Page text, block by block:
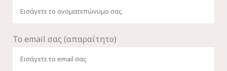
Το email σας (απαραίτητο)